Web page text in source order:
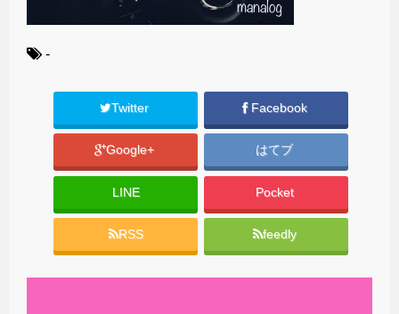
-
Twitter Facebook
Google+ はてブ
LINE Pocket
RSS feedly